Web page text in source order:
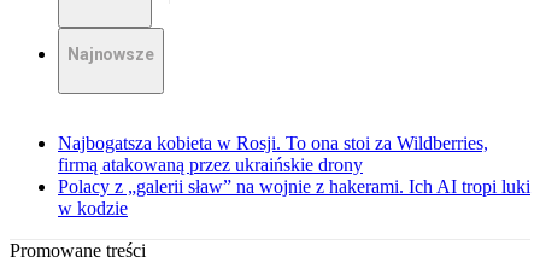
Najnowsze
Najbogatsza kobieta w Rosji. To ona stoi za Wildberries,
firmą atakowaną przez ukraińskie drony
Polacy z „galerii sław” na wojnie z hakerami. Ich AI tropi luki
w kodzie
Promowane treści